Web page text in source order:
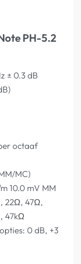
PH-5.2
± 0.3 dB
octaaf
MC)
10.0 mV MM
22Ω, 47Ω,
47kΩ
0 dB, +3